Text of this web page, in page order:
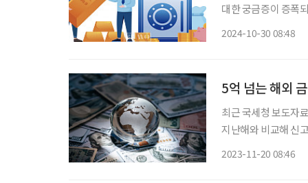
대한 궁금증이 증폭
2024-10-30 08:48
5억 넘는 해외
최근 국세청 보도자
지난해와 비교해 신
2023-11-20 08:46